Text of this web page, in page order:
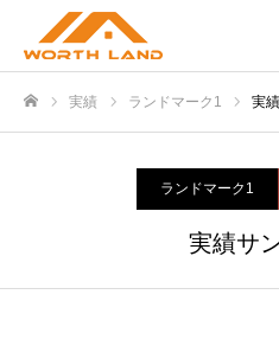
実績 ランドマーク1 実
ランドマーク1
実績サ